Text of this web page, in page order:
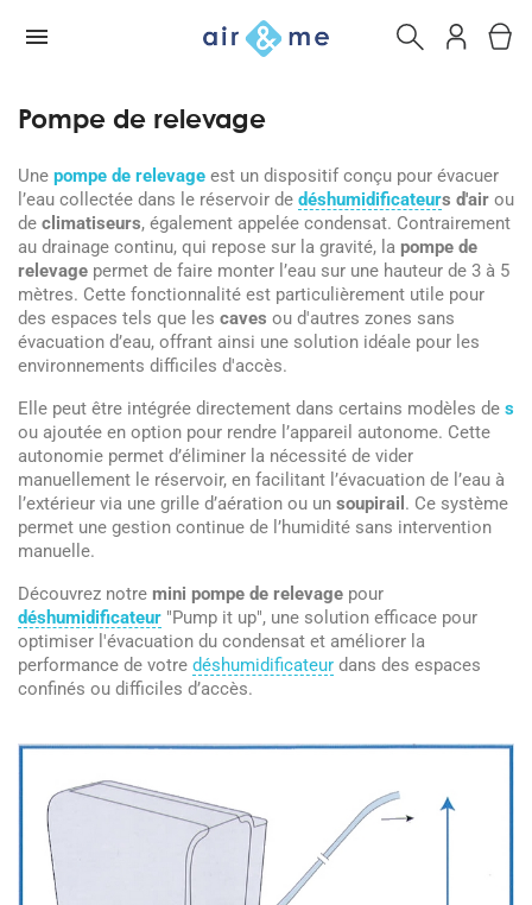
Pompe de relevage
Une pompe de relevage est un dispositif conçu pour évacuer
l’eau collectée dans le réservoir de déshumidificateurs d'air ou
de climatiseurs, également appelée condensat. Contrairement
au drainage continu, qui repose sur la gravité, la pompe de
relevage permet de faire monter l’eau sur une hauteur de 3 à 5
mètres. Cette fonctionnalité est particulièrement utile pour
des espaces tels que les caves ou d'autres zones sans
évacuation d’eau, offrant ainsi une solution idéale pour les
environnements difficiles d'accès.
Elle peut être intégrée directement dans certains modèles de s
ou ajoutée en option pour rendre l’appareil autonome. Cette
autonomie permet d’éliminer la nécessité de vider
manuellement le réservoir, en facilitant l’évacuation de l’eau à
l’extérieur via une grille d’aération ou un soupirail . Ce système
permet une gestion continue de l’humidité sans intervention
manuelle.
Découvrez notre mini pompe de relevage pour
déshumidificateur "Pump it up", une solution efficace pour
optimiser l'évacuation du condensat et améliorer la
performance de votre déshumidificateur dans des espaces
confinés ou difficiles d’accès.